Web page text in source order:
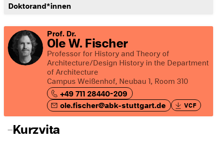
Doktorand*innen
Prof. Dr.
Ole W. Fischer
Professor for History and Theory of
Architecture/Design History in the Department
of Architecture
Campus Weißenhof, Neubau 1, Room 310
+49 711 28440-209
ole.fischer@abk-stuttgart.de
VCF
Kurzvita